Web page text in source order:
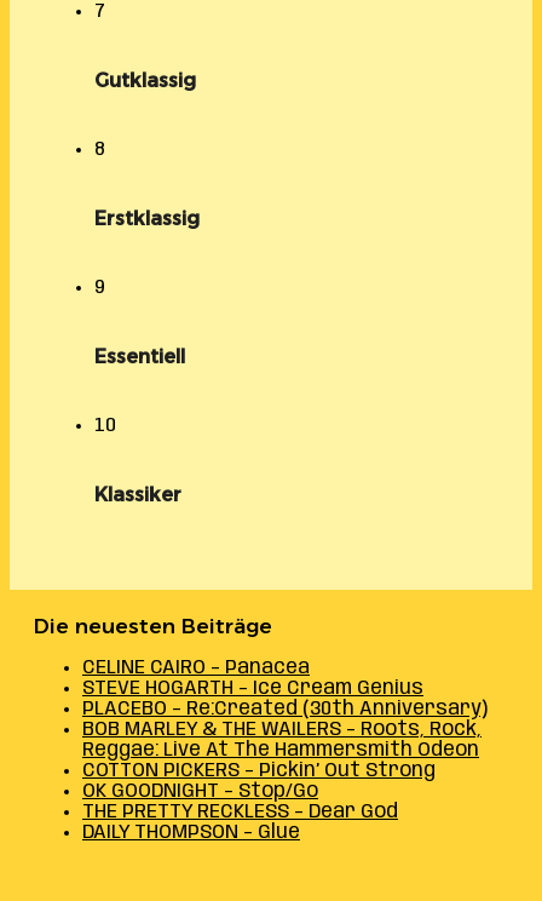
7
Gutklassig
8
Erstklassig
9
Essentiell
10
Klassiker
Die neuesten Beiträge
CELINE CAIRO – Panacea
STEVE HOGARTH – Ice Cream Genius
PLACEBO – Re:Created (30th Anniversary)
BOB MARLEY & THE WAILERS – Roots, Rock,
Reggae: Live At The Hammersmith Odeon
COTTON PICKERS – Pickin’ Out Strong
OK GOODNIGHT – Stop/Go
THE PRETTY RECKLESS – Dear God
DAILY THOMPSON – Glue